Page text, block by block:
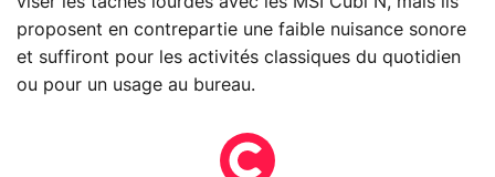
proposent en contrepartie une faible nuisance sonore
et suffiront pour les activités classiques du quotidien
ou pour un usage au bureau.